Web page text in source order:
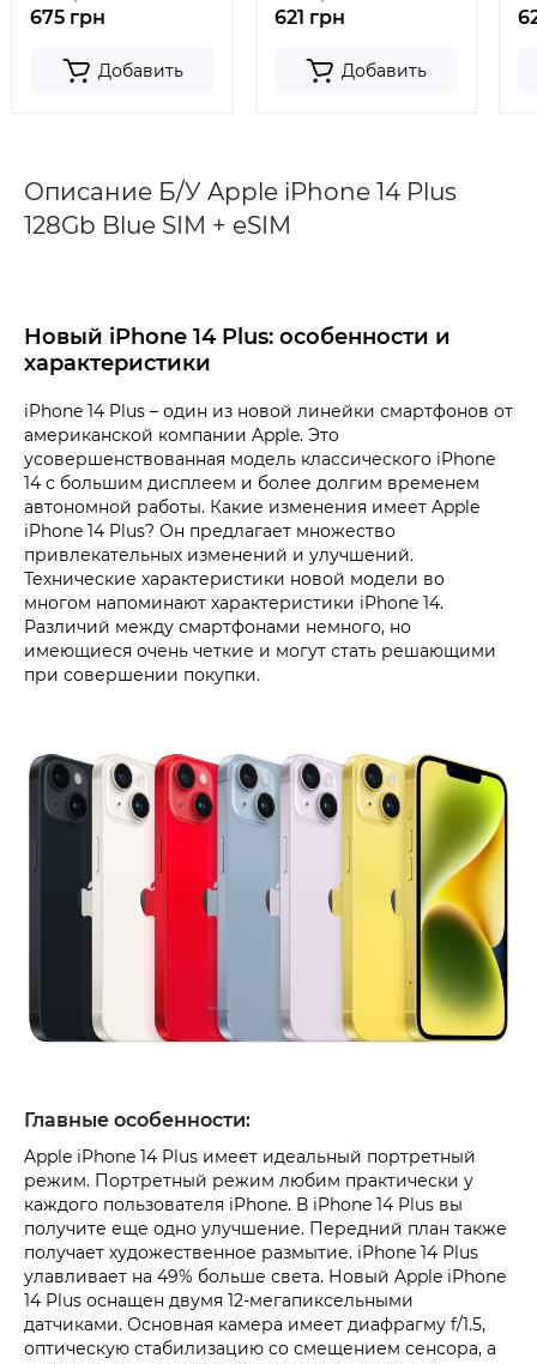
675 грн
Добавить
621 грн
Добавить
Описание Б/У Apple iPhone 14 Plus
128Gb Blue SIM + eSIM
Новый iPhone 14 Plus: особенности и
характеристики
iPhone 14 Plus – один из новой линейки смартфонов от
американской компании Apple. Это
усовершенствованная модель классического iPhone
14 с большим дисплеем и более долгим временем
автономной работы. Какие изменения имеет Apple
iPhone 14 Plus? Он предлагает множество
привлекательных изменений и улучшений.
Технические характеристики новой модели во
многом напоминают характеристики iPhone 14.
Различий между смартфонами немного, но
имеющиеся очень четкие и могут стать решающими
при совершении покупки.
Главные особенности:
Apple iPhone 14 Plus имеет идеальный портретный
режим. Портретный режим любим практически у
каждого пользователя iPhone. В iPhone 14 Plus вы
получите еще одно улучшение. Передний план также
получает художественное размытие. iPhone 14 Plus
улавливает на 49% больше света. Новый Apple iPhone
14 Plus оснащен двумя 12-мегапиксельными
датчиками. Основная камера имеет диафрагму f/1.5,
оптическую стабилизацию со смещением сенсора, а